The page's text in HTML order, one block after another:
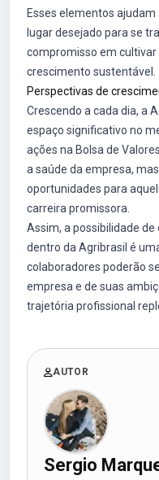
Esses elementos
lugar desejado para se
compromisso em
crescimento sustentável.
Perspectivas de
Crescendo a cada dia, a
espaço significativo no
ações na Bolsa de
a saúde da empresa,
oportunidades para
carreira promissora.
Assim, a possibilidade
dentro da Agribrasil é
colaboradores poderão
empresa e de suas
trajetória profissional
AUTOR
Sergio